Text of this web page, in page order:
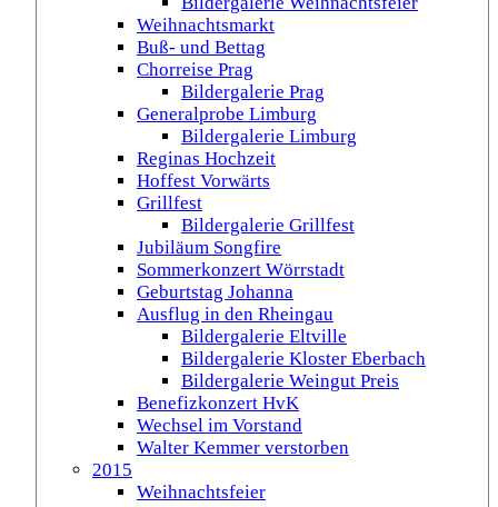
Weihnachtsmarkt
Buß- und Bettag
Chorreise Prag
Bildergalerie Prag
Generalprobe Limburg
Bildergalerie Limburg
Reginas Hochzeit
Hoffest Vorwärts
Grillfest
Bildergalerie Grillfest
Jubiläum Songfire
Sommerkonzert Wörrstadt
Geburtstag Johanna
Ausflug in den Rheingau
Bildergalerie Eltville
Bildergalerie Kloster Eberbach
Bildergalerie Weingut Preis
Benefizkonzert HvK
Wechsel im Vorstand
Walter Kemmer verstorben
2015
Weihnachtsfeier